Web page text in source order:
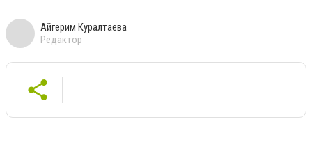
Айгерим Куралтаева
Редактор